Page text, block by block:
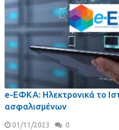
e-EΦΚΑ: Ηλεκτρονικά το
ασφαλισμένων
01/11/2023 0